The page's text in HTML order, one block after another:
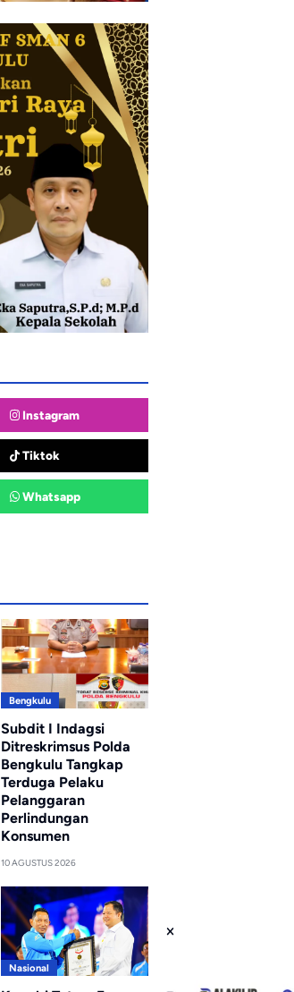
Instagram
Tiktok
Whatsapp
Bengkulu
Subdit I Indagsi
Ditreskrimsus Polda
Bengkulu Tangkap
Terduga Pelaku
Pelanggaran
Perlindungan
Konsumen
10 AGUSTUS 2026
Nasional